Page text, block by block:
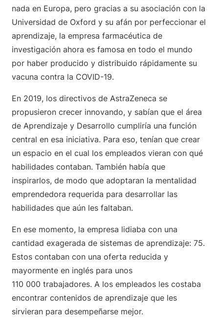
nada en Europa, pero gracias a su asociación con la
Universidad de Oxford y su afán por perfeccionar el
aprendizaje, la empresa farmacéutica de
investigación ahora es famosa en todo el mundo
por haber producido y distribuido rápidamente su
vacuna contra la COVID-19.
En 2019, los directivos de AstraZeneca se
propusieron crecer innovando, y sabían que el área
de Aprendizaje y Desarrollo cumpliría una función
central en esa iniciativa. Para eso, tenían que crear
un espacio en el cual los empleados vieran con qué
habilidades contaban. También había que
inspirarlos, de modo que adoptaran la mentalidad
emprendedora requerida para desarrollar las
habilidades que aún les faltaban.
En ese momento, la empresa lidiaba con una
cantidad exagerada de sistemas de aprendizaje: 75.
Estos contaban con una oferta reducida y
mayormente en inglés para unos
110 000 trabajadores. A los empleados les costaba
encontrar contenidos de aprendizaje que les
sirvieran para desempeñarse mejor.